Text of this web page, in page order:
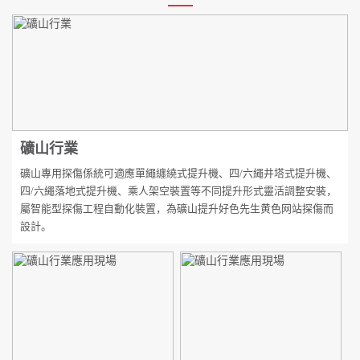
礦山行業
礦山專用探傷係統可適應單繩纏繞式提升機、四/六繩井塔式提升機、
四/六繩落地式提升機、乘人架空裝置等不同提升形式靈活調整安裝，
屬智能型探傷工程自動化裝置，為礦山提升好色先生黄色网站探傷而
設計。